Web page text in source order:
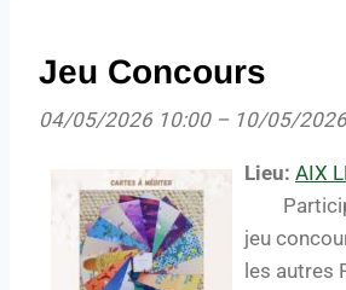
Jeu Concours
04/05/2026 10:00– 10/05/
Lieu: AIX
jeu
les autres